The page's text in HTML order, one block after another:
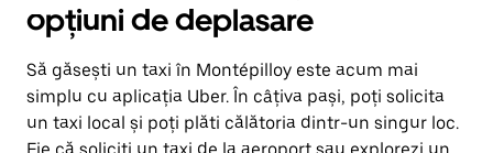
opțiuni de deplasare
Să găsești un taxi în Montépilloy este acum mai
simplu cu aplicația Uber. În câțiva pași, poți solicita
un taxi local și poți plăti călătoria dintr-un singur loc.